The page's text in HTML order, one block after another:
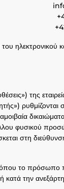
της
φυσικού
στη
όπου το
κατά την